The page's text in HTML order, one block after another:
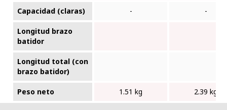
Capacidad (claras) - -
Longitud brazo
batidor
Longitud total (con
brazo batidor)
Peso neto 1.51 kg 2.39 kg